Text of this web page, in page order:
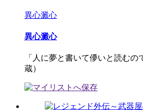
異心澱心
異心澱心
「人に夢と書いて儚いと読む
蔵）